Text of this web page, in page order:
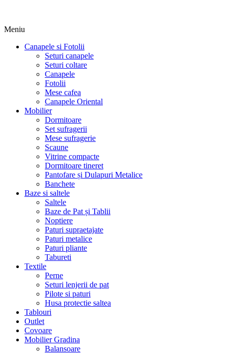
Meniu
Canapele si Fotolii
Seturi canapele
Seturi coltare
Canapele
Fotolii
Mese cafea
Canapele Oriental
Mobilier
Dormitoare
Set sufragerii
Mese sufragerie
Scaune
Vitrine compacte
Dormitoare tineret
Pantofare și Dulapuri Metalice
Banchete
Baze si saltele
Saltele
Baze de Pat și Tablii
Noptiere
Paturi supraetajate
Paturi metalice
Paturi pliante
Tabureti
Textile
Perne
Seturi lenjerii de pat
Pilote si paturi
Husa protectie saltea
Tablouri
Outlet
Covoare
Mobilier Gradina
Balansoare